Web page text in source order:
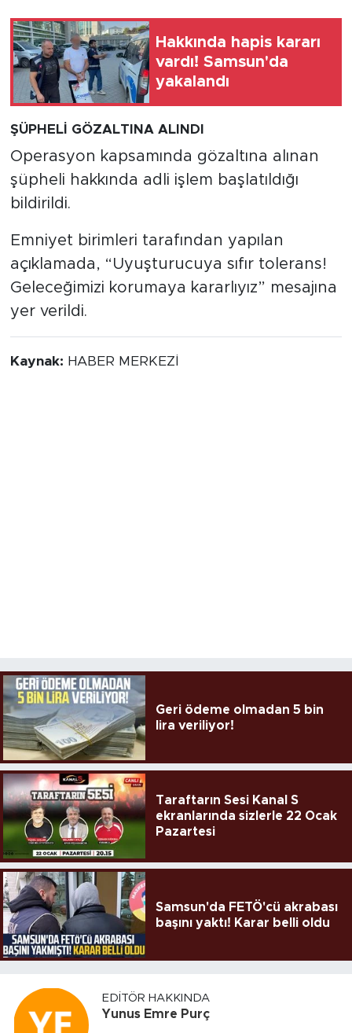
Hakkında hapis kararı
vardı! Samsun'da
yakalandı
ŞÜPHELİ GÖZALTINA ALINDI
Operasyon kapsamında gözaltına alınan
şüpheli hakkında adli işlem başlatıldığı
bildirildi.
Emniyet birimleri tarafından yapılan
açıklamada, “Uyuşturucuya sıfır tolerans!
Geleceğimizi korumaya kararlıyız” mesajına
yer verildi.
Kaynak: HABER MERKEZİ
Geri ödeme olmadan 5 bin
lira veriliyor!
Taraftarın Sesi Kanal S
ekranlarında sizlerle 22 Ocak
Pazartesi
Samsun'da FETÖ'cü akrabası
başını yaktı! Karar belli oldu
EDITÖR HAKKINDA
Yunus Emre Purç